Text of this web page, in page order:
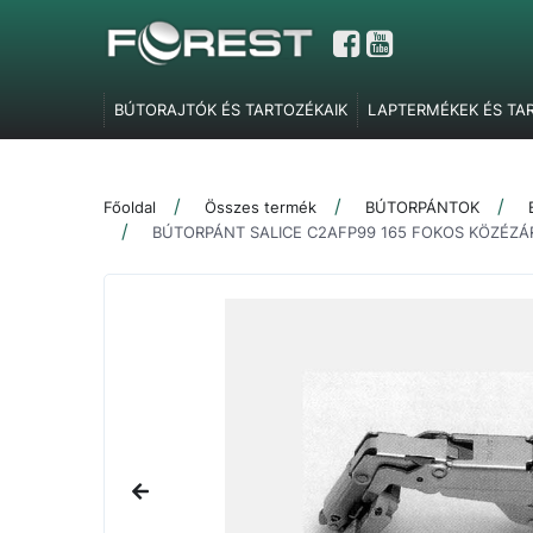
BÚTORAJTÓK ÉS TARTOZÉKAIK LAPTERMÉKEK ÉS
GARDRÓBELEMEK, POLCTARTÓK ÉS SZOBAI
SZERELVÉNYEK
IRODABÚTOR TARTOZÉKOK
Főoldal Összes termék BÚTORPÁNTOK
BÚTORPÁNT SALICE C2AFP99 165 FOKOS